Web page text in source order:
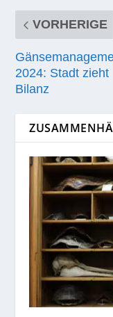
VORHERIGE
2024: Stadt zieht
Bilanz